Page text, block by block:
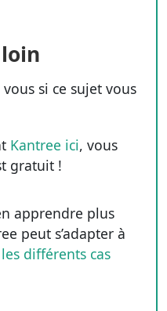
si ce sujet vous
Kantree ici, vous
gratuit !
apprendre plus
peut s’adapter à
les différents cas